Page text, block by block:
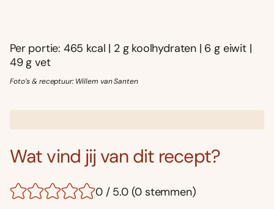
Per portie: 465 kcal | 2 g koolhydraten | 6 g eiwit |
49 g vet
Foto’s & receptuur: Willem van Santen
Wat vind jij van dit recept?
0 / 5.0 (0 stemmen)